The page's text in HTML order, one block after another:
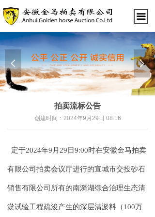
끀
넳 넲
拍卖流标公告
创建时间： 2024年9月29日 08:16
定于2024年9 月 29日9:00时在安徽金马拍卖
有限公司拍卖会议厅进行的宣城市交投砂石
销售有限公司所有的南漪湖综合治理生态清
淤试验工程疏浚产生的深层清淤料（100万